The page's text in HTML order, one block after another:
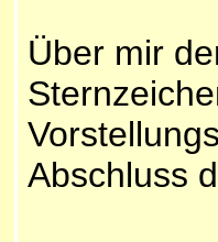
Über mir
Abschluss